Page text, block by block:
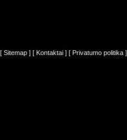
[ Sitemap ] [ Kontaktai ] [ Privatumo politika ]